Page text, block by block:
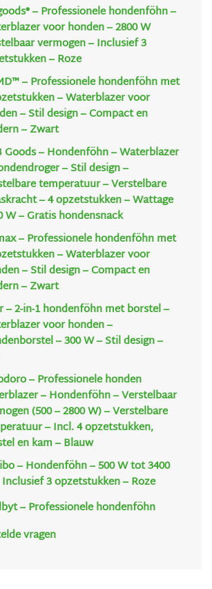
– Professionele hondenföhn –
voor honden – 2800 W
vermogen – Inclusief 3
– Roze
– Professionele hondenföhn met
– Waterblazer voor
– Stil design – Compact en
– Zwart
Goods – Hondenföhn – Waterblazer
– Stil design –
temperatuur – Verstelbare
– 4 opzetstukken – Wattage
W – Gratis hondensnack
– Professionele hondenföhn met
– Waterblazer voor
– Stil design – Compact en
– Zwart
– 2-in-1 hondenföhn met borstel –
voor honden –
– 300 W – Stil design –
– Professionele honden
– Hondenföhn – Verstelbaar
(500 – 2800 W) – Verstelbare
– Incl. 4 opzetstukken,
en kam – Blauw
– Hondenföhn – 500 W tot 3400
3 opzetstukken – Roze
– Professionele hondenföhn
vragen